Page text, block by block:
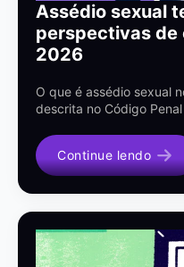
Assédio sexual
perspectivas de
2026
O que é assédio sexual
descrita no Código
Continue lendo